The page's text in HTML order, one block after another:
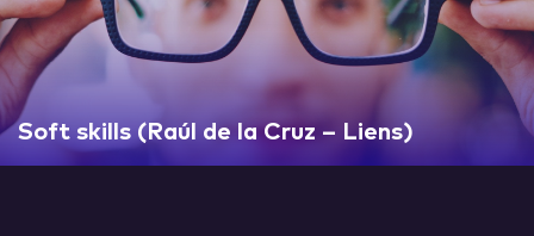
Soft skills (Raúl de la Cruz – Liens)
LIFE